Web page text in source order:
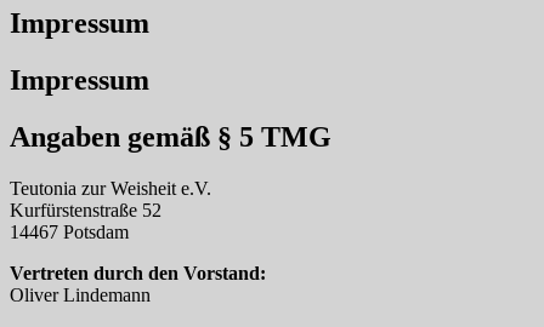
Impressum
Impressum
Angaben gemäß § 5 TMG
Teutonia zur Weisheit e.V.
Kurfürstenstraße 52
14467 Potsdam
Vertreten durch den Vorstand:
Oliver Lindemann